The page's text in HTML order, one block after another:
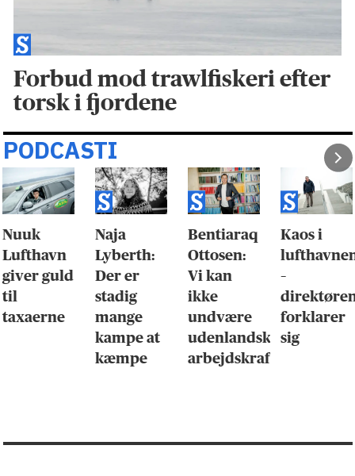
Forbud mod trawlfiskeri efter
torsk i fjordene
PODCASTI
Nuuk
Lufthavn
giver guld
til
taxaerne
Naja
Lyberth:
Der er
stadig
mange
kampe at
kæmpe
Bentiaraq
Ottosen:
Vi kan
ikke
undvære
udenlandsk
arbejdskraft
Kaos i
–
forklarer
sig